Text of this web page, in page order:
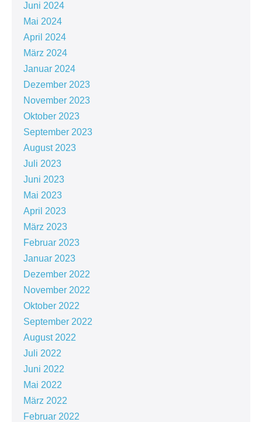
Juni 2024
Mai 2024
April 2024
März 2024
Januar 2024
Dezember 2023
November 2023
Oktober 2023
September 2023
August 2023
Juli 2023
Juni 2023
Mai 2023
April 2023
März 2023
Februar 2023
Januar 2023
Dezember 2022
November 2022
Oktober 2022
September 2022
August 2022
Juli 2022
Juni 2022
Mai 2022
März 2022
Februar 2022